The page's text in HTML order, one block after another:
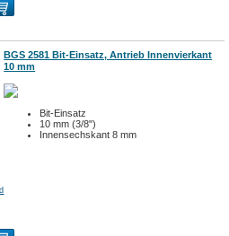
BGS 2581 Bit-Einsatz, Antrieb Innenvierkant
10 mm
Bit-Einsatz
10 mm (3/8")
Innensechskant 8 mm